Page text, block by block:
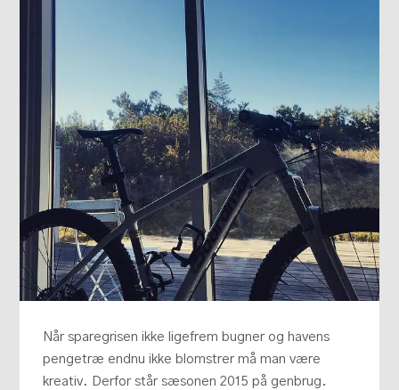
Når sparegrisen ikke ligefrem bugner og havens
pengetræ endnu ikke blomstrer må man være
kreativ. Derfor står sæsonen 2015 på genbrug.